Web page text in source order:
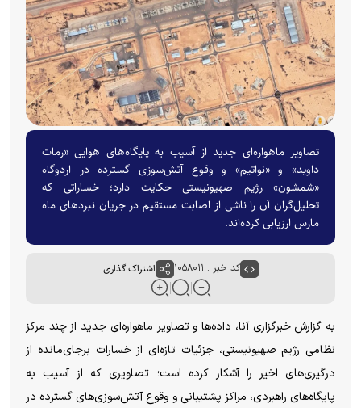
تصاویر ماهواره‌ای جدید از آسیب به پایگاه‌های هوایی «رمات
داوید» و «نواتیم» و وقوع آتش‌سوزی گسترده در اردوگاه
«شمشون» رژیم صهیونیستی حکایت دارد؛ خساراتی که
تحلیل‌گران آن را ناشی از اصابت مستقیم در جریان نبرد‌های ماه
مارس ارزیابی کرده‌اند.
کد خبر : ۱۰۵۸۰۱۱ اشتراک گذاری
به گزارش خبرگزاری آنا، داده‌ها و تصاویر ماهواره‌ای جدید از چند مرکز
نظامی رژیم صهیونیستی، جزئیات تازه‌ای از خسارات برجای‌مانده از
درگیری‌های اخیر را آشکار کرده است؛ تصاویری که از آسیب به
پایگاه‌های راهبردی، مراکز پشتیبانی و وقوع آتش‌سوزی‌های گسترده در